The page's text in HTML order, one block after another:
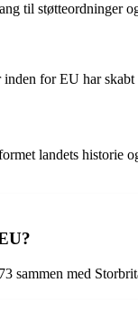
til støtteordninger
for EU har
landets historie
sammen med